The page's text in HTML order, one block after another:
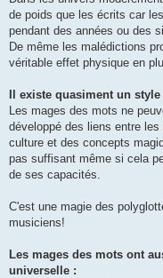
de poids que les écrits car
pendant des années ou des
De même les malédictions
véritable effet physique en
Il existe quasiment un
Les mages des mots ne
développé des liens entre
culture et des concepts
pas suffisant même si cela
de ses capacités.
C'est une magie des
musiciens!
Les mages des mots ont
universelle :